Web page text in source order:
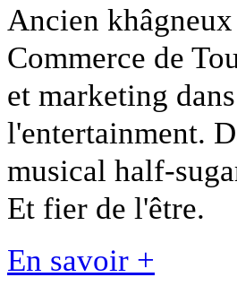
Ancien
Commerce de
et marketing
l'entertainment.
musical half-
Et fier de l'être.
En savoir +